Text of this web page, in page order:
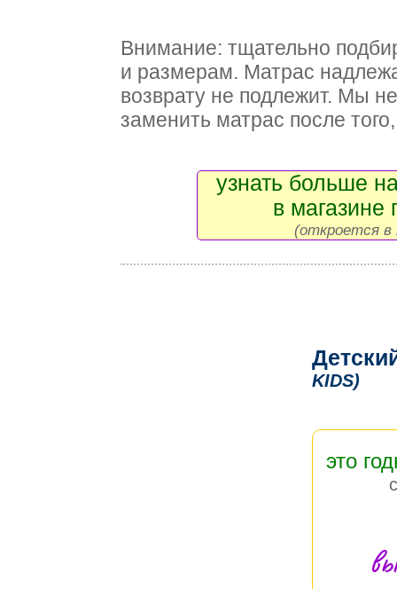
Внимание: тщательно
и размерам. Матрас
возврату не подлежит. Мы
заменить матрас после
узнать больше
в магазине
(откроется в
KIDS)
это